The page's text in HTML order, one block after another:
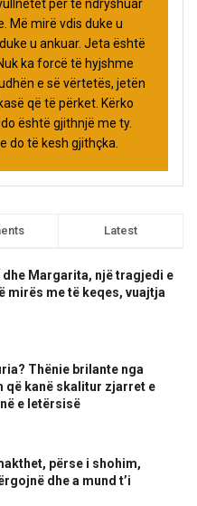
për të ndryshuar
Më mirë vdis duke u
u ankuar. Jeta është
ka forcë të hyjshme
e së vërtetës, jetën
që të përket. Kërko
është gjithnjë me ty.
do të kesh gjithçka.
Latest
Margarita, një tragjedi e
mirës me të keqes, vuajtja
Thënie brilante nga
që kanë skalitur zjarret e
e letërsisë
përse i shohim,
dhe a mund t’i